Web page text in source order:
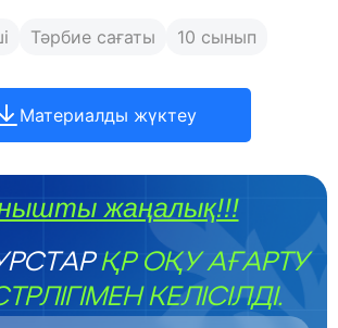
Тәрбие сағаты 10 сынып
Материалды жүктеу
жаңалық!!!
ҚР ОҚУ АҒАРТУ
КЕЛІСІЛДІ.